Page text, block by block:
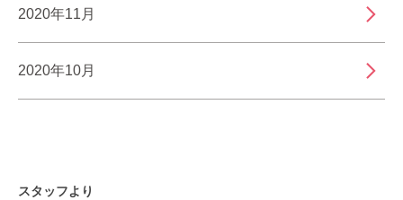
2020年11月
2020年10月
スタッフより